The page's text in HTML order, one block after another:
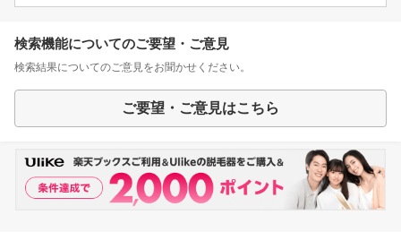
検索機能についてのご要望・ご意見
検索結果についてのご意見をお聞かせください。
ご要望・ご意見はこちら